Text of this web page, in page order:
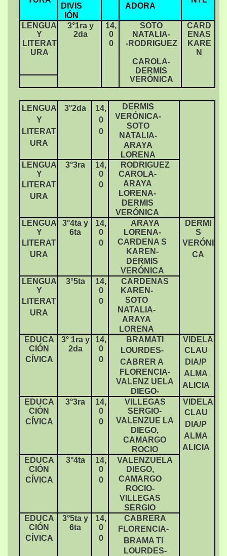
DIVIS
IÓN
ADORA
LENGUA
Y
3°1ra y
2da
14,
0
SOTO
NATALIA-
CARD
ENAS
LITERAT
URA
0 -RODRIGUEZ
KARE
N
CAROLA-
DERMIS
VERÓNICA
LENGUA
Y
LITERAT
URA
3°2da
14,
0
0
DERMIS
VERÓNICA-
SOTO
NATALIA-
ARAYA
LORENA
LENGUA
Y
LITERAT
URA
3°3ra
14,
0
0
RODRIGUEZ
CAROLA-
ARAYA
LORENA-
DERMIS
VERÓNICA
LENGUA
Y
LITERAT
URA
3°4ta y
6ta
14,
0
0
ARAYA
LORENA-
CARDENA S
KAREN-
DERMIS
VERÓNICA
DERMI
S
VERÓNI
CA
LENGUA
Y
LITERAT
URA
3°5ta
14,
0
0
CARDENAS
KAREN-
SOTO
NATALIA-
ARAYA
LORENA
EDUCA
CIÓN
CÍVICA
3° 1ra y
2da
14,
0
0
BRAMATI
LOURDES-
CABRER A
FLORENCIA-
VALENZ UELA
DIEGO-
VIDELA
CLAU
DIA/P
ALMA
ALICIA
EDUCA
CIÓN
CÍVICA
3°3ra
14,
0
0
VILLEGAS
SERGIO-
VALENZUE LA
DIEGO,
CAMARGO
ROCIO
VIDELA
CLAU
DIA/P
ALMA
ALICIA
EDUCA
CIÓN
CÍVICA
3°4ta
14,
0
0
VALENZUELA
DIEGO,
CAMARGO
ROCIO-
VILLEGAS
SERGIO
EDUCA
CIÓN
CÍVICA
3°5ta y
6ta
14,
0
0
CABRERA
FLORENCIA-
BRAMA TI
LOURDES-